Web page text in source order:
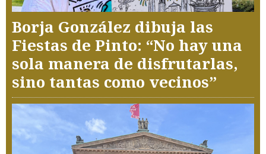
Borja González dibuja las
Fiestas de Pinto: “No hay una
sola manera de disfrutarlas,
sino tantas como vecinos”